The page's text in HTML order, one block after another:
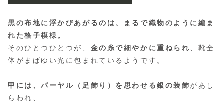
黒の布地に浮かびあがるのは、まるで織物のように編ま
れた格子模様。
そのひとつひとつが、 金の糸で細やかに重ねられ
、靴全
体がまばゆい光に包まれているようです。
甲には、パーヤル（足飾り）を思わせる銀の装飾があし
らわれ、